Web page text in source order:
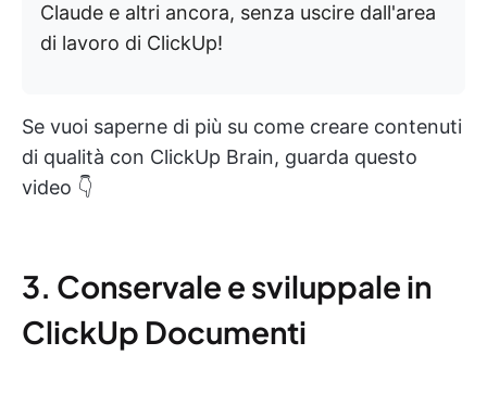
Claude e altri ancora, senza uscire dall'area
di lavoro di ClickUp!
Se vuoi saperne di più su come creare contenuti
di qualità con ClickUp Brain, guarda questo
video 👇
3. Conservale e sviluppale in
ClickUp Documenti